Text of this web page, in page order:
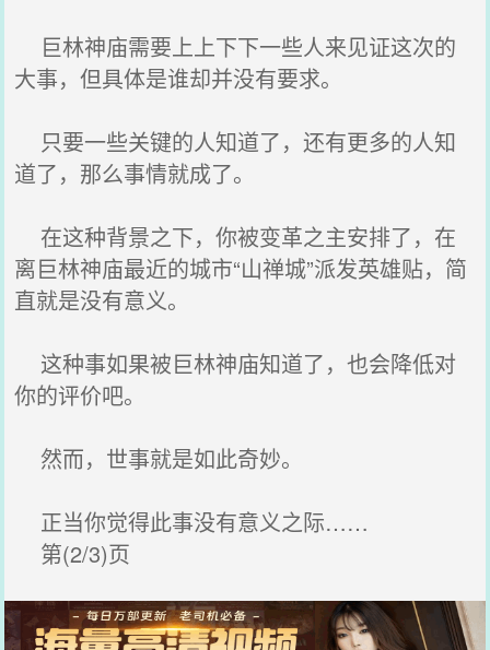
巨林神庙需要上上下下一些人来见证这次的
大事，但具体是谁却并没有要求。
只要一些关键的人知道了，还有更多的人知
道了，那么事情就成了。
在这种背景之下，你被变革之主安排了，在
离巨林神庙最近的城市“山禅城”派发英雄贴，简
直就是没有意义。
这种事如果被巨林神庙知道了，也会降低对
你的评价吧。
然而，世事就是如此奇妙。
正当你觉得此事没有意义之际……
第(2/3)页